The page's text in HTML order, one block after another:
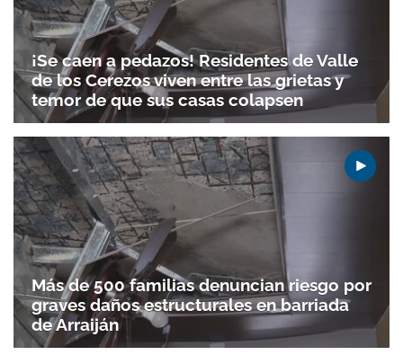
¡Se caen a pedazos! Residentes de Valle
de los Cerezos viven entre las grietas y
temor de que sus casas colapsen
Más de 500 familias denuncian riesgo por
graves daños estructurales en barriada
de Arraiján